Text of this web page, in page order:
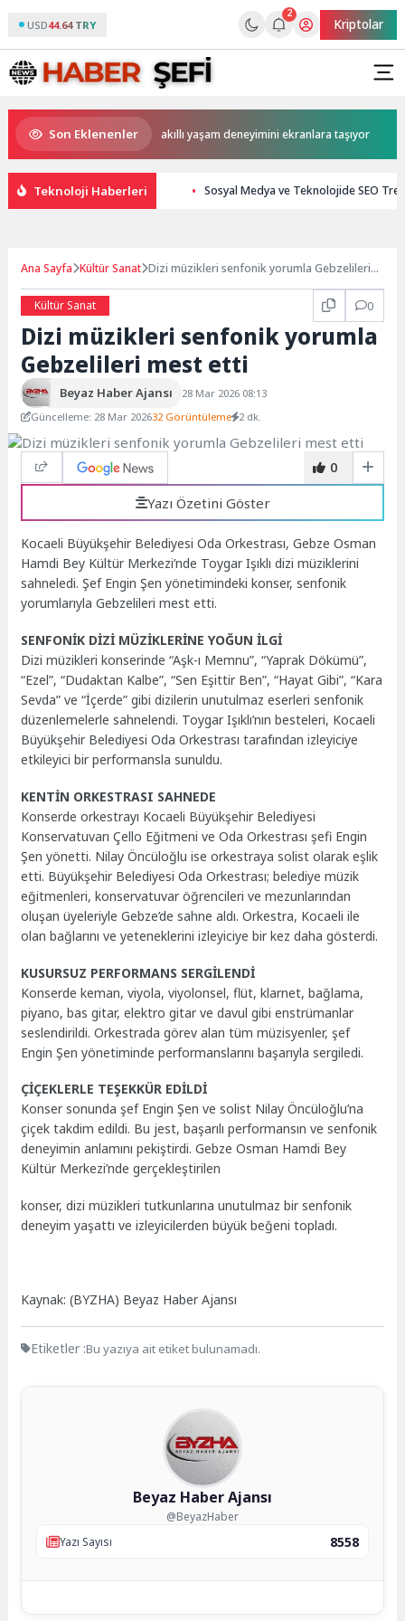
USD44.64 TRY
2
Kriptolar
Son Eklenenler
ilk AI ailesi Sung, Samsung akıllı yaşam deneyimini ekranlara taşıyor
Teknoloji Haberleri Sosyal Medya ve Teknolojide SEO
Ana Sayfa Kültür Sanat Dizi müzikleri senfonik yorumla Gebzelileri
Kültür Sanat
0
Dizi müzikleri senfonik yorumla
Gebzelileri mest etti
Beyaz Haber Ajansı
28 Mar 2026 08:13
Güncelleme: 28 Mar 202632 Görüntüleme 2 dk.
0
Yazı Özetini Göster
Kocaeli Büyükşehir Belediyesi Oda Orkestrası, Gebze Osman
Hamdi Bey Kültür Merkezi’nde Toygar Işıklı dizi müziklerini
sahneledi. Şef Engin Şen yönetimindeki konser, senfonik
yorumlarıyla Gebzelileri mest etti.
SENFONİK DİZİ MÜZİKLERİNE YOĞUN İLGİ
Dizi müzikleri konserinde “Aşk-ı Memnu”, “Yaprak Dökümü”,
“Ezel”, “Dudaktan Kalbe”, “Sen Eşittir Ben”, “Hayat Gibi”, “Kara
Sevda” ve “İçerde” gibi dizilerin unutulmaz eserleri senfonik
düzenlemelerle sahnelendi. Toygar Işıklı’nın besteleri, Kocaeli
Büyükşehir Belediyesi Oda Orkestrası tarafından izleyiciye
etkileyici bir performansla sunuldu.
KENTİN ORKESTRASI SAHNEDE
Konserde orkestrayı Kocaeli Büyükşehir Belediyesi
Konservatuvarı Çello Eğitmeni ve Oda Orkestrası şefi Engin
Şen yönetti. Nilay Öncüloğlu ise orkestraya solist olarak eşlik
etti. Büyükşehir Belediyesi Oda Orkestrası; belediye müzik
eğitmenleri, konservatuvar öğrencileri ve mezunlarından
oluşan üyeleriyle Gebze’de sahne aldı. Orkestra, Kocaeli ile
olan bağlarını ve yeteneklerini izleyiciye bir kez daha gösterdi.
KUSURSUZ PERFORMANS SERGİLENDİ
Konserde keman, viyola, viyolonsel, flüt, klarnet, bağlama,
piyano, bas gitar, elektro gitar ve davul gibi enstrümanlar
seslendirildi. Orkestrada görev alan tüm müzisyenler, şef
Engin Şen yönetiminde performanslarını başarıyla sergiledi.
ÇİÇEKLERLE TEŞEKKÜR EDİLDİ
Konser sonunda şef Engin Şen ve solist Nilay Öncüloğlu’na
çiçek takdim edildi. Bu jest, başarılı performansın ve senfonik
deneyimin anlamını pekiştirdi. Gebze Osman Hamdi Bey
Kültür Merkezi’nde gerçekleştirilen
konser, dizi müzikleri tutkunlarına unutulmaz bir senfonik
deneyim yaşattı ve izleyicilerden büyük beğeni topladı.
Kaynak: (BYZHA) Beyaz Haber Ajansı
Etiketler :Bu yazıya ait etiket bulunamadı.
Beyaz Haber Ajansı
@BeyazHaber
Yazı Sayısı
8558